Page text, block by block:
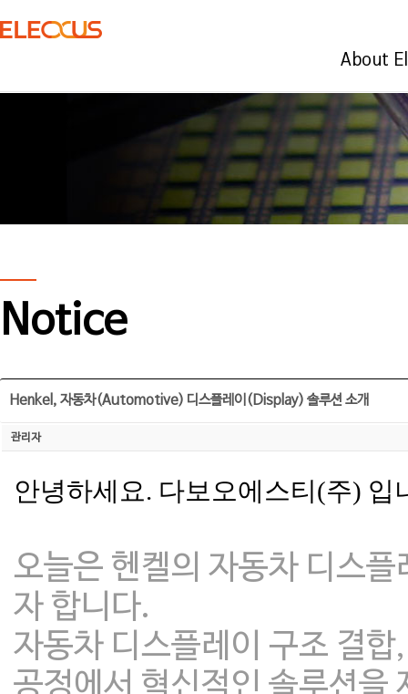
About
Notice
Henkel, 자동차(Automotive) 디스플레이(Display) 솔루션 소개
관리자
안녕하세요. 다보오에스티(주) 입
오늘은 헨켈의 자동차 디스
자 합니다.
자동차 디스플레이 구조 결
공정에서 혁신적인 솔루션을